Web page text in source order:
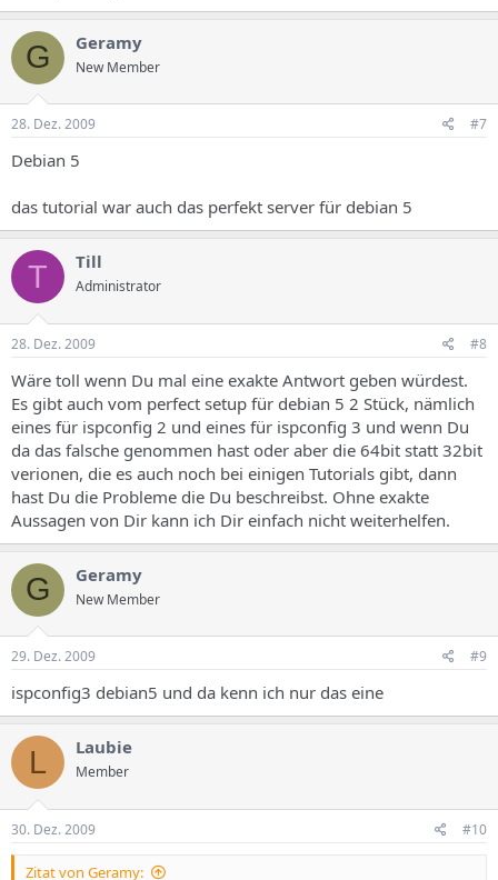
G Geramy
New Member
28. Dez. 2009 #7
Debian 5
das tutorial war auch das perfekt server für debian 5
T Till
Administrator
28. Dez. 2009 #8
Wäre toll wenn Du mal eine exakte Antwort geben würdest.
Es gibt auch vom perfect setup für debian 5 2 Stück, nämlich
eines für ispconfig 2 und eines für ispconfig 3 und wenn Du
da das falsche genommen hast oder aber die 64bit statt 32bit
verionen, die es auch noch bei einigen Tutorials gibt, dann
hast Du die Probleme die Du beschreibst. Ohne exakte
Aussagen von Dir kann ich Dir einfach nicht weiterhelfen.
G Geramy
New Member
29. Dez. 2009 #9
ispconfig3 debian5 und da kenn ich nur das eine
L Laubie
Member
30. Dez. 2009 #10
Zitat von Geramy: